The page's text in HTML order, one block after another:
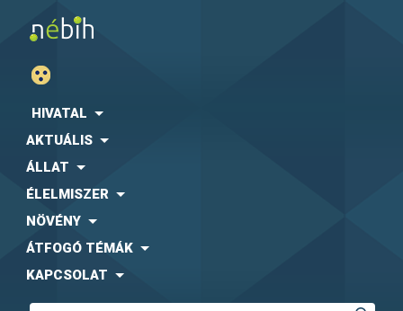
HIVATAL
AKTUÁLIS
ÁLLAT
ÉLELMISZER
NÖVÉNY
ÁTFOGÓ TÉMÁK
KAPCSOLAT